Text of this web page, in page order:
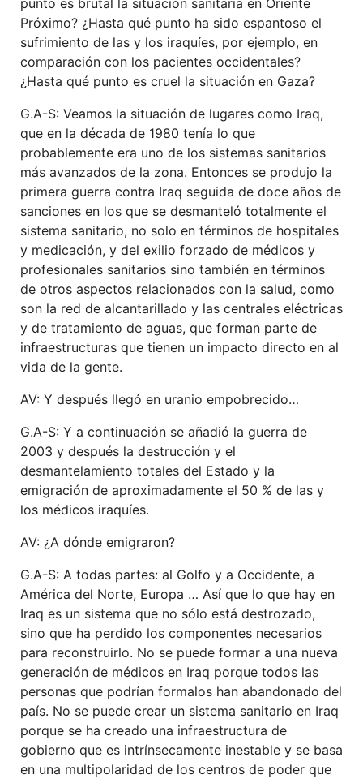
Próximo? ¿Hasta qué punto ha sido espantoso el
sufrimiento de las y los iraquíes, por ejemplo, en
comparación con los pacientes occidentales?
¿Hasta qué punto es cruel la situación en Gaza?
G.A-S: Veamos la situación de lugares como Iraq,
que en la década de 1980 tenía lo que
probablemente era uno de los sistemas sanitarios
más avanzados de la zona. Entonces se produjo la
primera guerra contra Iraq seguida de doce años de
sanciones en los que se desmanteló totalmente el
sistema sanitario, no solo en términos de hospitales
y medicación, y del exilio forzado de médicos y
profesionales sanitarios sino también en términos
de otros aspectos relacionados con la salud, como
son la red de alcantarillado y las centrales eléctricas
y de tratamiento de aguas, que forman parte de
infraestructuras que tienen un impacto directo en al
vida de la gente.
AV: Y después llegó en uranio empobrecido…
G.A-S: Y a continuación se añadió la guerra de
2003 y después la destrucción y el
desmantelamiento totales del Estado y la
emigración de aproximadamente el 50 % de las y
los médicos iraquíes.
AV: ¿A dónde emigraron?
G.A-S: A todas partes: al Golfo y a Occidente, a
América del Norte, Europa … Así que lo que hay en
Iraq es un sistema que no sólo está destrozado,
sino que ha perdido los componentes necesarios
para reconstruirlo. No se puede formar a una nueva
generación de médicos en Iraq porque todos las
personas que podrían formalos han abandonado del
país. No se puede crear un sistema sanitario en Iraq
porque se ha creado una infraestructura de
gobierno que es intrínsecamente inestable y se basa
en una multipolaridad de los centros de poder que